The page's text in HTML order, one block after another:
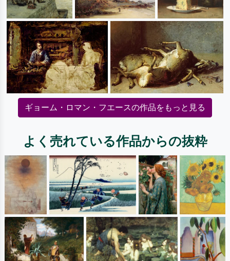
ギョーム・ロマン・フエースの作品をもっと見る
よく売れている作品からの抜粋